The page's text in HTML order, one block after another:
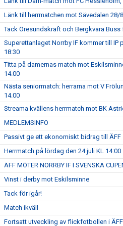
Länk till herrmatchen mot Sävedalen 28/
Tack Öresundskraft och Bergkvara Buss
Superettanlaget Norrby IF kommer till IP
18:30
Titta på damernas match mot
14.00
Nästa seniormatch: herrarna mot V
14.00
Streama kvällens herrmatch mot BK
MEDLEMSINFO
Passivt ge ett ekonomiskt bidrag till ÄFF
Herrmatch på lördag den 24 juli KL 14:00
ÄFF MÖTER NORRBY IF I SVENSKA
Vinst i derby mot Eskilsminne
Tack för igår!
Match ikväll
Fortsatt utveckling av flickfotbollen i ÄFF